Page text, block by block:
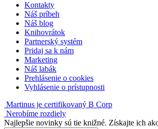
Kontakty
Náš príbeh
Náš blog
Knihovrátok
Partnerský systém
Pridaj sa k nám
Marketing
Náš labák
Prehlásenie o cookies
Vyhlásenie o prístupnosti
Martinus je certifikovaný B Corp
Nerobíme rozdiely
Najlepšie novinky sú tie knižné. Získajte ich